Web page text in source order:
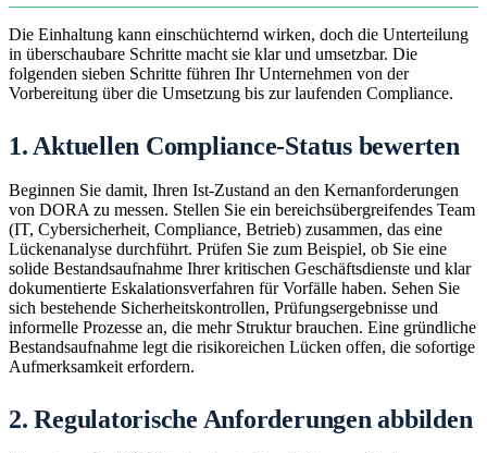
Die Einhaltung kann einschüchternd wirken, doch die Unterteilung
in überschaubare Schritte macht sie klar und umsetzbar. Die
folgenden sieben Schritte führen Ihr Unternehmen von der
Vorbereitung über die Umsetzung bis zur laufenden Compliance.
1. Aktuellen Compliance-Status bewerten
Beginnen Sie damit, Ihren Ist-Zustand an den Kernanforderungen
von DORA zu messen. Stellen Sie ein bereichsübergreifendes Team
(IT, Cybersicherheit, Compliance, Betrieb) zusammen, das eine
Lückenanalyse durchführt. Prüfen Sie zum Beispiel, ob Sie eine
solide Bestandsaufnahme Ihrer kritischen Geschäftsdienste und klar
dokumentierte Eskalationsverfahren für Vorfälle haben. Sehen Sie
sich bestehende Sicherheitskontrollen, Prüfungsergebnisse und
informelle Prozesse an, die mehr Struktur brauchen. Eine gründliche
Bestandsaufnahme legt die risikoreichen Lücken offen, die sofortige
Aufmerksamkeit erfordern.
2. Regulatorische Anforderungen abbilden